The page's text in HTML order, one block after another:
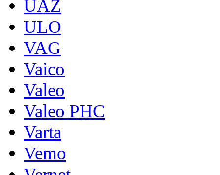
UAZ
ULO
VAG
Vaico
Valeo
Valeo PHC
Varta
Vemo